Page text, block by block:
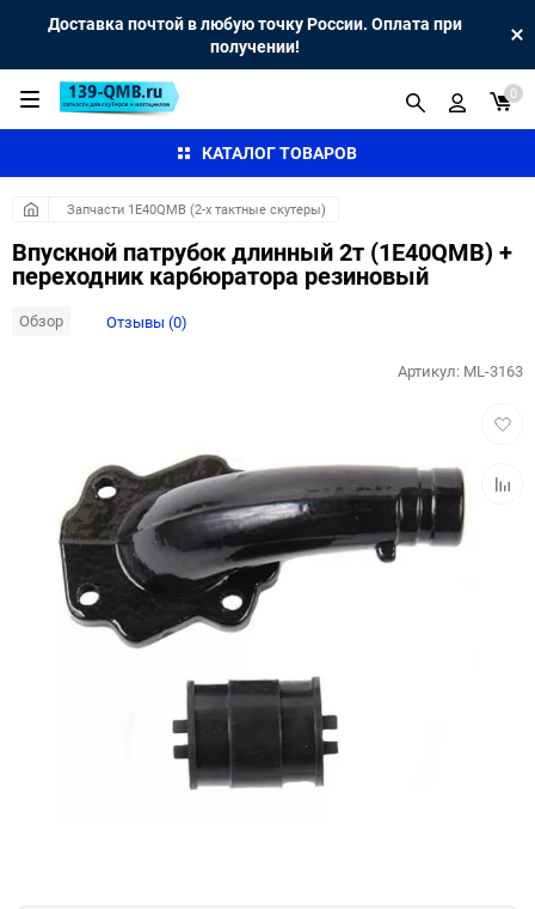
Доставка почтой в любую точку России. Оплата при
получении!
КАТАЛОГ ТОВАРОВ
0
Запчасти 1E40QMB (2-х тактные скутеры)
Впускной патрубок длинный 2т (1E40QMB) +
переходник карбюратора резиновый
Обзор Отзывы (0)
Артикул: ML-3163